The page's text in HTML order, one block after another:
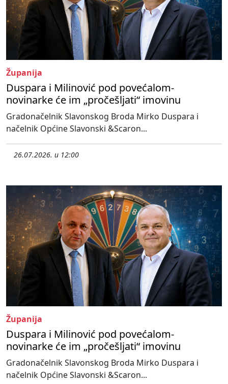
Županija
Duspara i Milinović pod povećalom-
novinarke će im „pročešljati“ imovinu
Gradonačelnik Slavonskog Broda Mirko Duspara i
načelnik Općine Slavonski &Scaron...
26.07.2026. u 12:00
Županija
Duspara i Milinović pod povećalom-
novinarke će im „pročešljati“ imovinu
Gradonačelnik Slavonskog Broda Mirko Duspara i
načelnik Općine Slavonski &Scaron...